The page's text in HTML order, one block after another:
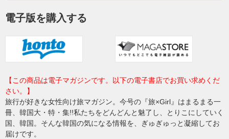
電子版を購入する
【この商品は電子マガジンです。以下の電子書店でお買い求めくだ
さい。】
旅行が好きな女性向け旅マガジン。今号の『旅×Girl』はまるまる一
冊、韓国大・特・集!!私たちをどんどんと魅了し、とりこにしていく
国、韓国。そんな韓国の気になる情報を、ぎゅぎゅっと凝縮してお
届けです。